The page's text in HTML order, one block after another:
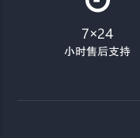
7×24
小时售后支持